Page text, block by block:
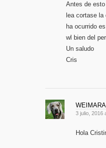
Antes de
lea cortase
ha ocurrido
wl bien del
Un saludo
Cris
3 julio, 2016
Hola